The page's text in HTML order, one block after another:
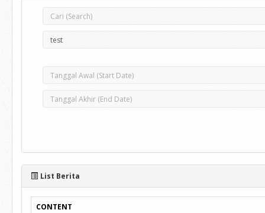
List Berita
CONTENT